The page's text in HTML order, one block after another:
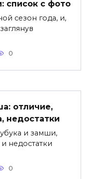
список с фото
сезон года, и,
0
отличие,
недостатки
и замши,
недостатки
0